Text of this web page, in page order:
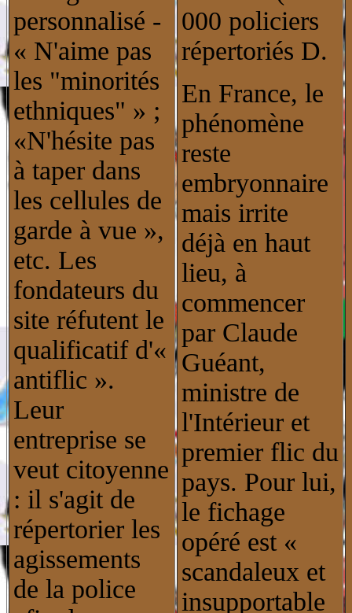
personnalisé -
« N'aime pas
les "minorités
ethniques" » ;
«N'hésite pas
à taper dans
les cellules de
garde à vue »,
etc. Les
fondateurs du
site réfutent le
qualificatif d'«
antiflic ».
Leur
entreprise se
veut citoyenne
: il s'agit de
répertorier les
agissements
de la police
000 policiers
répertoriés D.
En France, le
phénomène
reste
embryonnaire
mais irrite
déjà en haut
lieu, à
commencer
par Claude
Guéant,
ministre de
l'Intérieur et
premier flic du
pays. Pour lui,
le fichage
opéré est «
scandaleux et
insupportable